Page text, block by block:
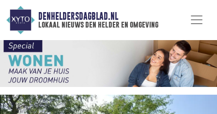
DENHELDERSDAGBLAD.NL
lokaal nieuws den helder en omgeving